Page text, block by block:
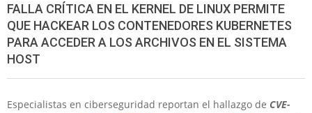
FALLA CRÍTICA EN EL KERNEL DE LINUX PERMITE
QUE HACKEAR LOS CONTENEDORES KUBERNETES
PARA ACCEDER A LOS ARCHIVOS EN EL SISTEMA
HOST
Especialistas en ciberseguridad reportan el hallazgo de CVE-